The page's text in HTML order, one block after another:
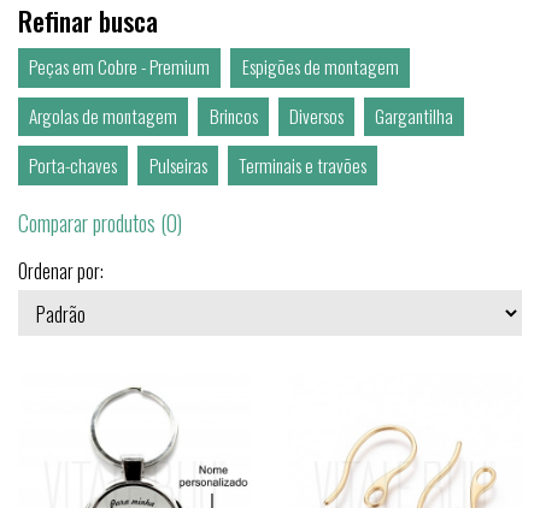
Refinar busca
Peças em Cobre - Premium
Espigões de montagem
Argolas de montagem
Brincos Diversos
Gargantilha
Porta-chaves
Pulseiras Terminais e travões
Comparar produtos (0)
Ordenar por: